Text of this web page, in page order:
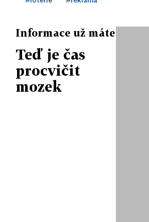
Informace už máte
Teď je čas
procvičit
mozek